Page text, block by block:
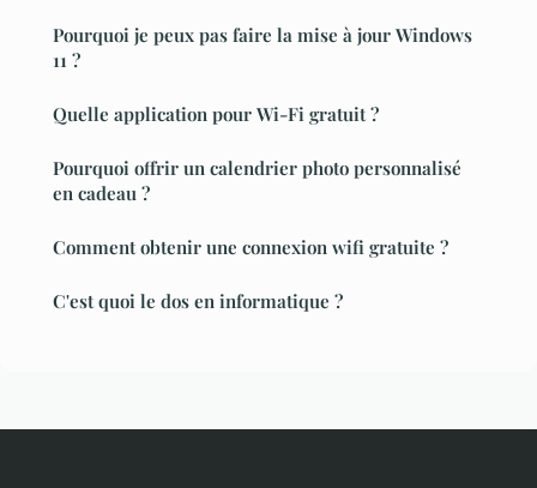
Pourquoi je peux pas faire la mise à jour Windows
11 ?
Quelle application pour Wi-Fi gratuit ?
Pourquoi offrir un calendrier photo personnalisé
en cadeau ?
Comment obtenir une connexion wifi gratuite ?
C'est quoi le dos en informatique ?